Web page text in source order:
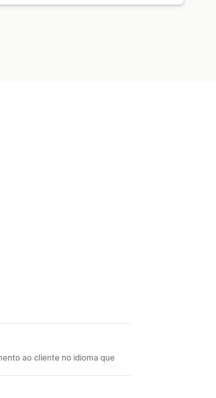
ao cliente no idioma que